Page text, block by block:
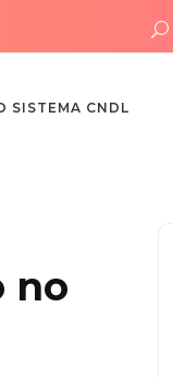
SISTEMA CNDL
no